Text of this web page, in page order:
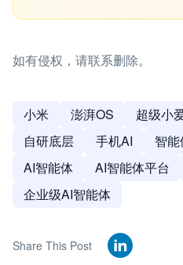
如有侵权，请联系删除。
小米 澎湃OS 超级小
自研底层
手机AI 智
AI智能体
AI智能体平台
企业级AI智能体
Share This Post